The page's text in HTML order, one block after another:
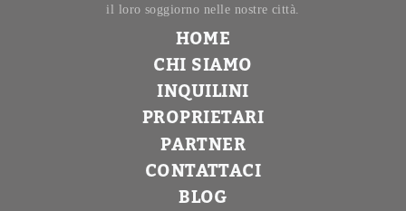
il loro soggiorno nelle nostre città.
HOME
CHI SIAMO
INQUILINI
PROPRIETARI
PARTNER
CONTATTACI
BLOG